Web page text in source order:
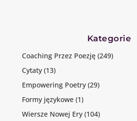
Kategorie
Coaching Przez Poezję(249)
Cytaty(13)
Empowering Poetry(29)
Formy językowe(1)
Wiersze Nowej Ery(104)